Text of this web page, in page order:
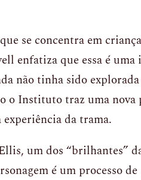
se concentra em
enfatiza que essa é uma
não tinha sido explorada
o Instituto traz uma nova
da trama.
um dos “brilhantes”
é um processo de